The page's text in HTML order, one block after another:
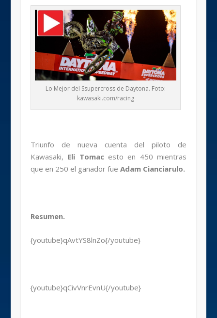
Lo Mejor del Ssupercross de Daytona. Foto:
kawasaki.com/racing
Triunfo de nueva cuenta del piloto de
Kawasaki, Eli Tomacesto en 450 mientras
que en 250 el ganador fue Adam Cianciarulo.
Resumen.
{youtube}qAvtYS8lnZo{/youtube}
{youtube}qCivVnrEvnU{/youtube}